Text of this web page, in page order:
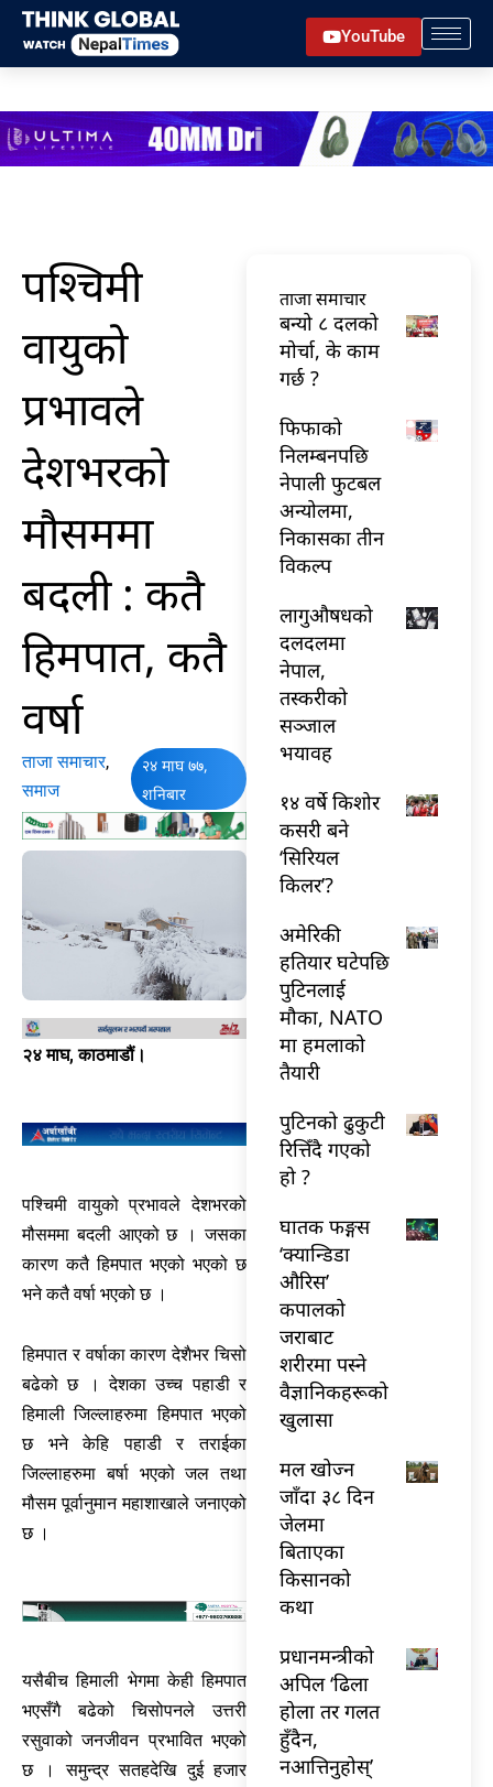
Skip
content
YouTube
पश्चिमी
वायुको
प्रभावले
देशभरको
मौसममा
बदली : कतै
हिमपात, कतै
वर्षा
ताजा समाचार,
समाज
२४ माघ ७७,
शनिबार
२४ माघ, काठमाडौं।
पश्चिमी वायुको प्रभावले देशभरको
मौसममा बदली आएको छ । जसका
कारण कतै हिमपात भएको भएको छ
भने कतै वर्षा भएको छ ।
हिमपात र वर्षाका कारण देशैभर चिसो
बढेको छ । देशका उच्च पहाडी र
हिमाली जिल्लाहरुमा हिमपात भएको
छ भने केहि पहाडी र तराईका
जिल्लाहरुमा बर्षा भएको जल तथा
मौसम पूर्वानुमान महाशाखाले जनाएको
छ ।
यसैबीच हिमाली भेगमा केही हिमपात
भएसँगै बढेको चिसोपनले उत्तरी
रसुवाको जनजीवन प्रभावित भएको
छ । समुन्द्र सतहदेखि दुई हजार
ताजा समाचार
बन्यो ८ दलको
मोर्चा, के काम
गर्छ ?
फिफाको
निलम्बनपछि
नेपाली फुटबल
अन्योलमा,
निकासका तीन
विकल्प
लागुऔषधको
दलदलमा
नेपाल,
तस्करीको
सञ्जाल
भयावह
१४ वर्षे किशोर
कसरी बने
‘सिरियल
किलर’?
अमेरिकी
हतियार घटेपछि
पुटिनलाई
मौका, NATO
मा हमलाको
तैयारी
पुटिनको ढुकुटी
रित्तिँदै गएको
हो ?
घातक फङ्गस
‘क्यान्डिडा
औरिस’
कपालको
जराबाट
शरीरमा पस्ने
वैज्ञानिकहरूको
खुलासा
मल खोज्न
जाँदा ३८ दिन
जेलमा
बिताएका
किसानको
कथा
प्रधानमन्त्रीको
अपिल ‘ढिला
होला तर गलत
हुँदैन,
नआत्तिनुहोस्’